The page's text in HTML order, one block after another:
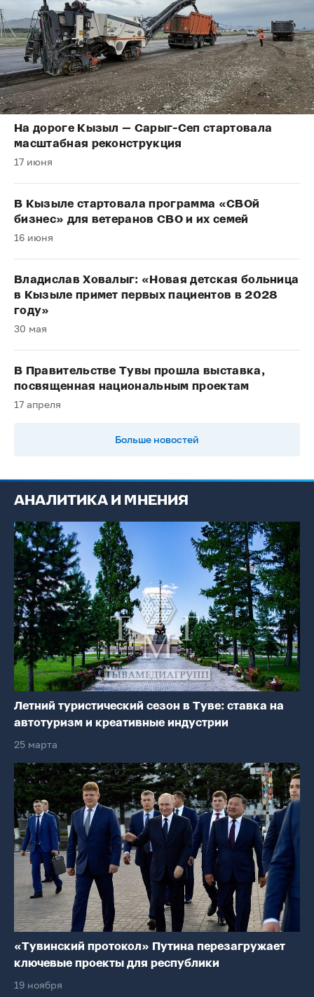
На дороге Кызыл — Сарыг-Сеп стартовала
масштабная реконструкция
17 июня
В Кызыле стартовала программа «СВОй
бизнес» для ветеранов СВО и их семей
16 июня
Владислав Ховалыг: «Новая детская больница
в Кызыле примет первых пациентов в 2028
году»
30 мая
В Правительстве Тувы прошла выставка,
посвященная национальным проектам
17 апреля
Больше новостей
АНАЛИТИКА И МНЕНИЯ
Летний туристический сезон в Туве: ставка на
автотуризм и креативные индустрии
25 марта
«Тувинский протокол» Путина перезагружает
ключевые проекты для республики
19 ноября